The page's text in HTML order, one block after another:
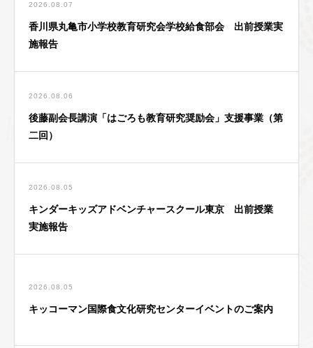
2026.08.07
香川県丸亀市小学校教育研究会学校給食部会 出前授業実
施報告
2026.08.06
後藤副会長講演「はごろも教育研究奨励会」支援事業（第
二回）
2026.08.05
キンダーキッズアドベンチャースクール東京 出前授業
実施報告
2026.08.05
キッコーマン国際食文化研究センターイベントのご案内